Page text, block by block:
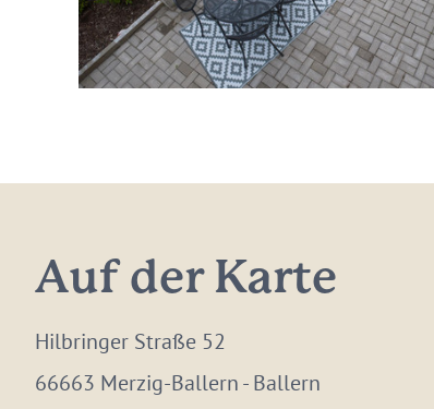
Auf der Karte
Hilbringer Straße 52
66663 Merzig-Ballern - Ballern